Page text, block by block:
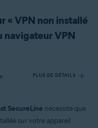
« VPN non installé
navigateur VPN
PLUS DE DÉTAILS
SecureLine nécessite que
sur votre appareil